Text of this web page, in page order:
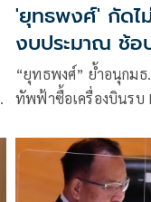
'ยุทธพงศ์' กัดไ
งบประมาณ ช้อ
“ยุทธพงศ์” ย้ำอนุกม
ทัพฟ้าซื้อเครื่องบินรบ